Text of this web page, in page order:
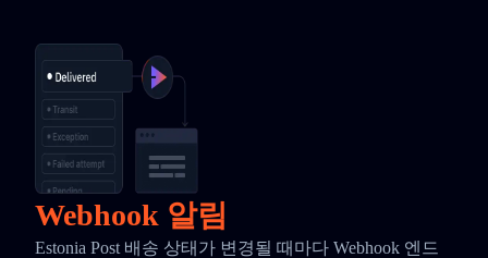
Webhook 알림
Estonia Post 배송 상태가 변경될 때마다 Webhook 엔드